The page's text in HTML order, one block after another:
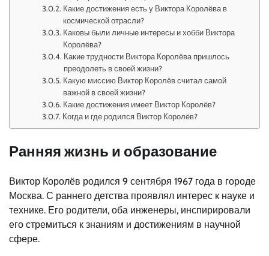
Какие достижения есть у Виктора Королёва в
космической отрасли?
Каковы были личные интересы и хобби Виктора
Королёва?
Какие трудности Виктора Королёва пришлось
преодолеть в своей жизни?
Какую миссию Виктор Королёв считал самой
важной в своей жизни?
Какие достижения имеет Виктор Королёв?
Когда и где родился Виктор Королёв?
Ранняя жизнь и образование
Виктор Королёв родился 9 сентября 1967 года в городе
Москва. С раннего детства проявлял интерес к науке и
технике. Его родители, оба инженеры, инспирировали
его стремиться к знаниям и достижениям в научной
сфере.